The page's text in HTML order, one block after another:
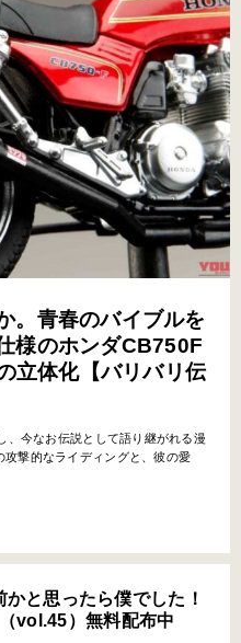
。青春のバイブルを
様のホンダCB750F
立体化【バリバリ伝
、今なお伝説として語り継がれる漫
撃的なライディングと、彼の愛
かと思ったら僕でした！
vol.45）無料配布中